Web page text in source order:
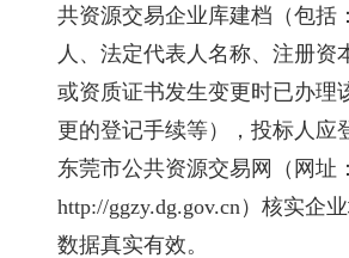
共资源交易企业库建档（包括
人、法定代表人名称、注册资
或资质证书发生变更时已办理
更的登记手续等），投标人应
东莞市公共资源交易网（网址：
http://ggzy.dg.gov.cn）核实企
数据真实有效。